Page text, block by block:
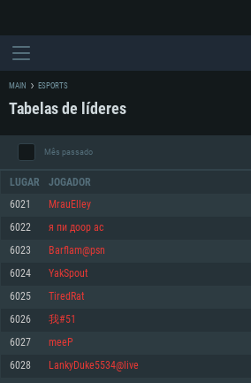
REQUERIMENTOS DE
Mínimo
Sistema Operativo: Windows 10 (64 bit)
Mínimo
Sistema Operativo: Mac OS Big Sur 11.0 ou
Mínimo
Sistema Operativo: Distribuições mais
MAIN ESPORTS
Tabelas de líderes
Mês passado
LUGAR JOGADOR
6021 MrauElley
6022 я пи доор ас
6023 Barflam@psn
6024 YakSpout
6025 TiredRat
6026 我#51
6027 meeP
6028 LankyDuke5534@live